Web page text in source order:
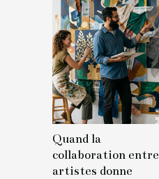
Quand la
collaboration entre
artistes donne